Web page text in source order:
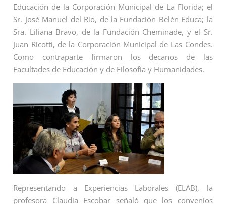
Educación de la Corporación Municipal de La Florida; el
Sr. José Manuel del Río, de la Fundación Belén Educa; la
Sra. Liliana Bravo, de la Fundación Cheminade, y el Sr.
Juan Ricotti, de la Corporación Municipal de Las Condes.
Como contraparte firmaron los decanos de las
Facultades de Educación y de Filosofía y Humanidades.
Representando a Experiencias Laborales (ELAB), la
profesora Claudia Escobar señaló que los convenios